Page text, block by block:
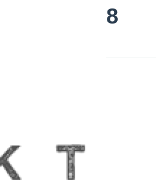
8